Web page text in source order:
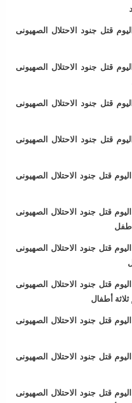
قتل جنود الاحتلال الصهيونى
قتل جنود الاحتلال الصهيونى
قتل جنود الاحتلال الصهيونى
قتل جنود الاحتلال الصهيونى
قتل جنود الاحتلال الصهيونى
قتل جنود الاحتلال الصهيونى
طفل
قتل جنود الاحتلال الصهيونى
قتل جنود الاحتلال الصهيونى
أطفال
قتل جنود الاحتلال الصهيونى
قتل جنود الاحتلال الصهيونى
قتل جنود الاحتلال الصهيونى